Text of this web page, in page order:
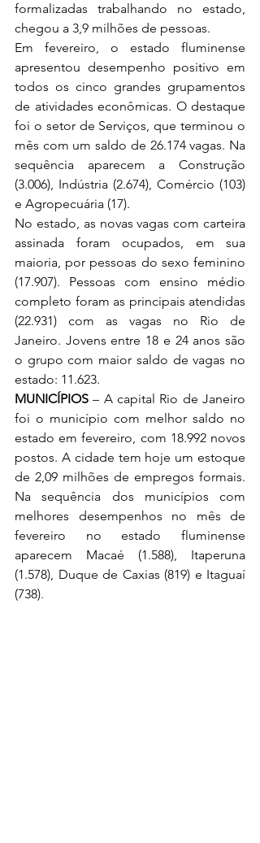
formalizadas trabalhando no estado,
chegou a 3,9 milhões de pessoas.
Em fevereiro, o estado fluminense
apresentou desempenho positivo em
todos os cinco grandes grupamentos
de atividades econômicas. O destaque
foi o setor de Serviços, que terminou o
mês com um saldo de 26.174 vagas. Na
sequência aparecem a Construção
(3.006), Indústria (2.674), Comércio (103)
e Agropecuária (17).
No estado, as novas vagas com carteira
assinada foram ocupados, em sua
maioria, por pessoas do sexo feminino
(17.907). Pessoas com ensino médio
completo foram as principais atendidas
(22.931) com as vagas no Rio de
Janeiro. Jovens entre 18 e 24 anos são
o grupo com maior saldo de vagas no
estado: 11.623.
MUNICÍPIOS – A capital Rio de Janeiro
foi o município com melhor saldo no
estado em fevereiro, com 18.992 novos
postos. A cidade tem hoje um estoque
de 2,09 milhões de empregos formais.
Na sequência dos municípios com
melhores desempenhos no mês de
fevereiro no estado fluminense
aparecem Macaé (1.588), Itaperuna
(1.578), Duque de Caxias (819) e Itaguaí
(738).